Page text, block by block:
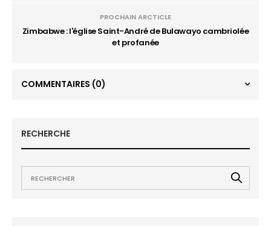
PROCHAIN ARCTICLE
Zimbabwe : l'église Saint-André de Bulawayo cambriolée
et profanée
COMMENTAIRES (0)
RECHERCHE